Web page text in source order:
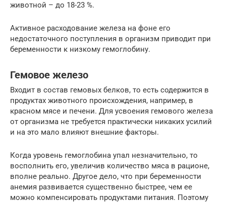
животной – до 18-23 %.
Активное расходование железа на фоне его
недостаточного поступления в организм приводит при
беременности к низкому гемоглобину.
Гемовое железо
Входит в состав гемовых белков, то есть содержится в
продуктах животного происхождения, например, в
красном мясе и печени. Для усвоения гемового железа
от организма не требуется практически никаких усилий
и на это мало влияют внешние факторы.
Когда уровень гемоглобина упал незначительно, то
восполнить его, увеличив количество мяса в рационе,
вполне реально. Другое дело, что при беременности
анемия развивается существенно быстрее, чем ее
можно компенсировать продуктами питания. Поэтому